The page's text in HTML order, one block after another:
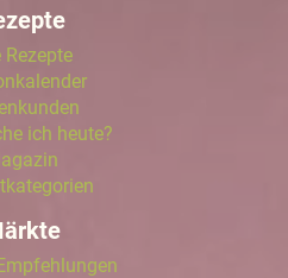
Rezepte
ich heute?